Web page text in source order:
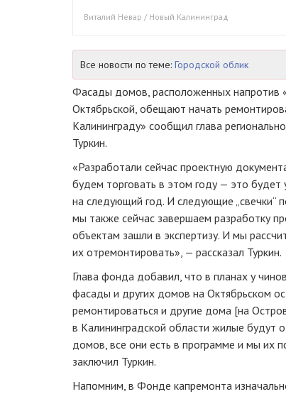
Виталий Невар / Новый Калининград
Все новости по теме: Городской облик
Фасады домов, расположенных напротив
Октябрьской, обещают начать
Калининграду» сообщил глава
Туркин.
«Разработали сейчас проектную
будем торговать в этом году — это будет
на следующий год. И следующие „свечки“
мы также сейчас завершаем разработку
объектам зашли в экспертизу. И мы
их отремонтировать», — рассказал Туркин.
Глава фонда добавил, что в планах у
фасады и других домов на Октябрьском
ремонтироваться и другие дома [на
в Калининградской области жилые будут
домов, все они есть в программе и мы их
заключил Туркин.
Напомним, в Фонде капремонта